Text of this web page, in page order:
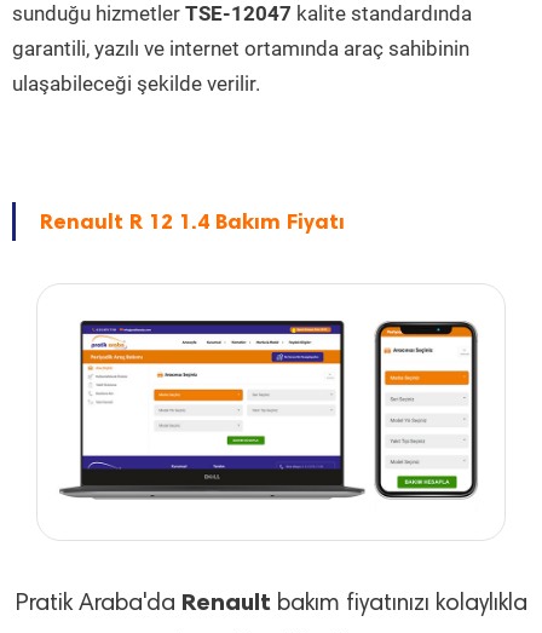
sunduğu hizmetler TSE-12047 kalite standardında
garantili, yazılı ve internet ortamında araç sahibinin
ulaşabileceği şekilde verilir.
Renault R 12 1.4 Bakım Fiyatı
Pratik Araba'da Renaultbakım fiyatınızı kolaylıkla